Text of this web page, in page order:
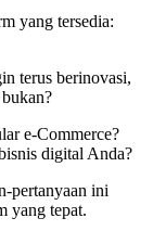
yang tersedia:
terus berinovasi,
e-Commerce?
digital Anda?
pertanyaan ini
yang tepat.